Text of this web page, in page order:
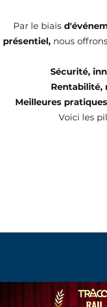
Par le biais
présentiel, nous
Sécurité,
Rentabilité,
Meilleures
Voici les